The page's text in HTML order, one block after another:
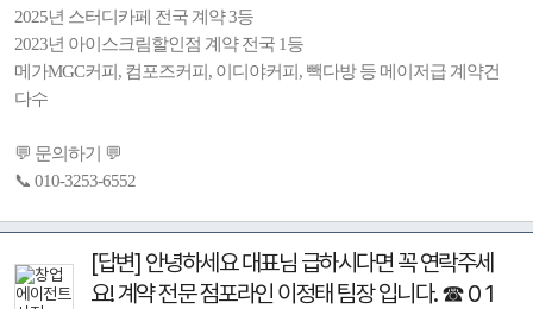
2025년 스터디카페 전국 계약 3등
2023년 아이스크림할인점 계약 전국 1등
메가MGC커피, 컴포즈커피, 이디야커피, 빽다방 등 메이저급 계약건
다수
💬 문의하기 💬
📞 010-3253-6552
[답변] 안녕하세요 대표님 급하시다면 꼭 연락주세
요! 계약 전문 점포라인 이정태 팀장 입니다. ☎ 0 1